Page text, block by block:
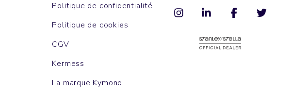
Politique de confidentialité
Politique de cookies
CGV
Kermess
La marque Kymono